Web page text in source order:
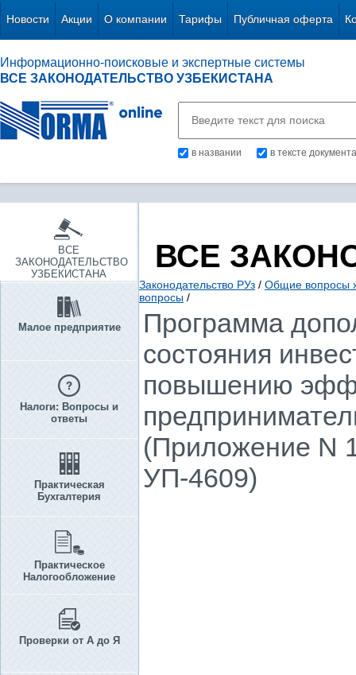
Новости Акции О компании Тарифы Публичная оферта
Информационно-поисковые и экспертные системы
ВСЕ ЗАКОНОДАТЕЛЬСТВО УЗБЕКИСТАНА
в названии в тексте документа
ВСЕ
ЗАКОНОДАТЕЛЬСТВО
УЗБЕКИСТАНА
Малое предприятие
Налоги: Вопросы и
ответы
Практическая
Бухгалтерия
Практическое
Налогообложение
Проверки от А до Я
ВСЕ
Законодательство РУз / Общие вопросы
вопросы /
Программа
состояния
повышению
(Приложение N
УП-4609)